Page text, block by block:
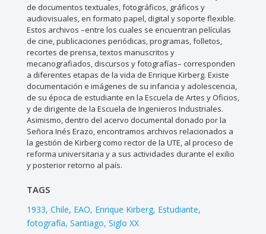
de documentos textuales, fotográficos, gráficos y
audiovisuales, en formato papel, digital y soporte flexible.
Estos archivos –entre los cuales se encuentran películas
de cine, publicaciones periódicas, programas, folletos,
recortes de prensa, textos manuscritos y
mecanografiados, discursos y fotografías– corresponden
a diferentes etapas de la vida de Enrique Kirberg. Existe
documentación e imágenes de su infancia y adolescencia,
de su época de estudiante en la Escuela de Artes y Oficios,
y de dirigente de la Escuela de Ingenieros Industriales.
Asimismo, dentro del acervo documental donado por la
Señora Inés Erazo, encontramos archivos relacionados a
la gestión de Kirberg como rector de la UTE, al proceso de
reforma universitaria y a sus actividades durante el exilio
y posterior retorno al país.
TAGS
1933 Chile EAO Enrique Kirberg Estudiante
fotografía Santiago Siglo XX